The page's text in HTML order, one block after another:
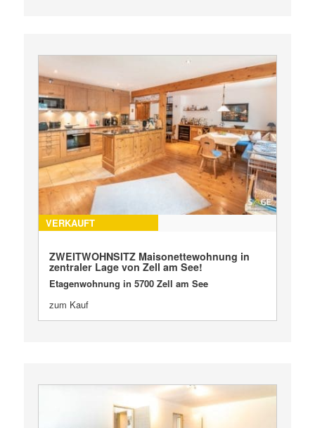
VERKAUFT
ZWEITWOHNSITZ Maisonettewohnung in
zentraler Lage von Zell am See!
Etagenwohnung in 5700 Zell am See
zum Kauf